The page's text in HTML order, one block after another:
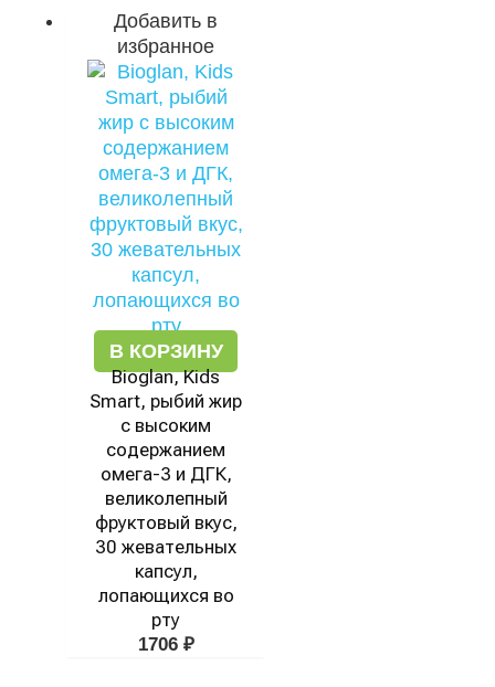
Добавить в
избранное
В КОРЗИНУ
Bioglan, Kids
Smart, рыбий жир
с высоким
содержанием
омега-3 и ДГК,
великолепный
фруктовый вкус,
30 жевательных
капсул,
лопающихся во
рту
1706 ₽